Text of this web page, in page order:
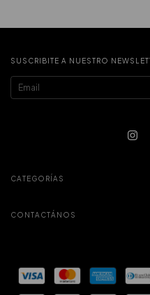
SUSCRIBITE A NUESTRO
CATEGORÍAS
CONTACTÁNOS